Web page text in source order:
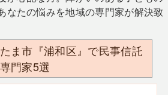
なたの悩みを地域の専門家が解決致
ま市『浦和区』で民事信託
門家5選